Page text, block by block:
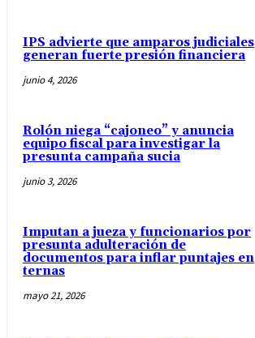
IPS advierte que amparos judiciales
generan fuerte presión financiera
junio 4, 2026
Rolón niega “cajoneo” y anuncia
equipo fiscal para investigar la
presunta campaña sucia
junio 3, 2026
Imputan a jueza y funcionarios por
presunta adulteración de
documentos para inflar puntajes en
ternas
mayo 21, 2026